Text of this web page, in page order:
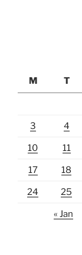
M
T
3 4
10 11
17 18
24 25
« Jan